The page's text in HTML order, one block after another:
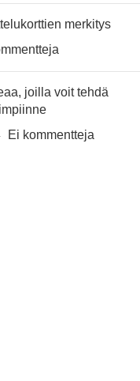
merkitys
joilla voit tehdä
Ei kommentteja